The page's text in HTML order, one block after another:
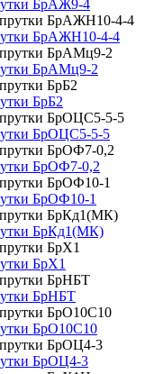
БрАЖ9-4
БрАЖН10-4-4
БрАМц9-2
БрБ2
БрОЦС5-5-5
БрОФ7-0,2
БрОФ10-1
БрКд1(МК)
БрХ1
БрНБТ
БрО10С10
БрОЦ4-3